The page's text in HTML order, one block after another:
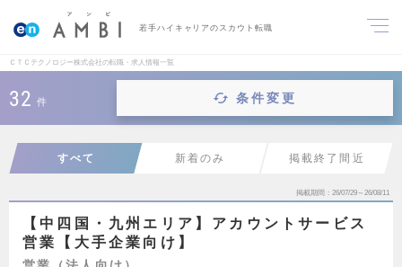
若手ハイキャリアのスカウト転職
ＣＴＣテクノロジー株式会社の転職・求人情報一覧
32 件 条件変更
すべて 新着のみ 掲載終了間近
掲載期間 26/07/29～26/08/11
【中四国・九州エリア】アカウントサービス
営業【大手企業向け】